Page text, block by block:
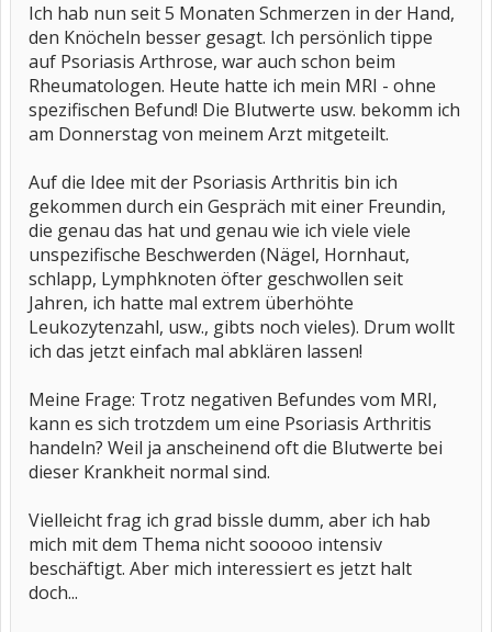
Ich hab nun seit 5 Monaten Schmerzen in der Hand,
den Knöcheln besser gesagt. Ich persönlich tippe
auf Psoriasis Arthrose, war auch schon beim
Rheumatologen. Heute hatte ich mein MRI - ohne
spezifischen Befund! Die Blutwerte usw. bekomm ich
am Donnerstag von meinem Arzt mitgeteilt.
Auf die Idee mit der Psoriasis Arthritis bin ich
gekommen durch ein Gespräch mit einer Freundin,
die genau das hat und genau wie ich viele viele
unspezifische Beschwerden (Nägel, Hornhaut,
schlapp, Lymphknoten öfter geschwollen seit
Jahren, ich hatte mal extrem überhöhte
Leukozytenzahl, usw., gibts noch vieles). Drum wollt
ich das jetzt einfach mal abklären lassen!
Meine Frage: Trotz negativen Befundes vom MRI,
kann es sich trotzdem um eine Psoriasis Arthritis
handeln? Weil ja anscheinend oft die Blutwerte bei
dieser Krankheit normal sind.
Vielleicht frag ich grad bissle dumm, aber ich hab
mich mit dem Thema nicht sooooo intensiv
beschäftigt. Aber mich interessiert es jetzt halt
doch...